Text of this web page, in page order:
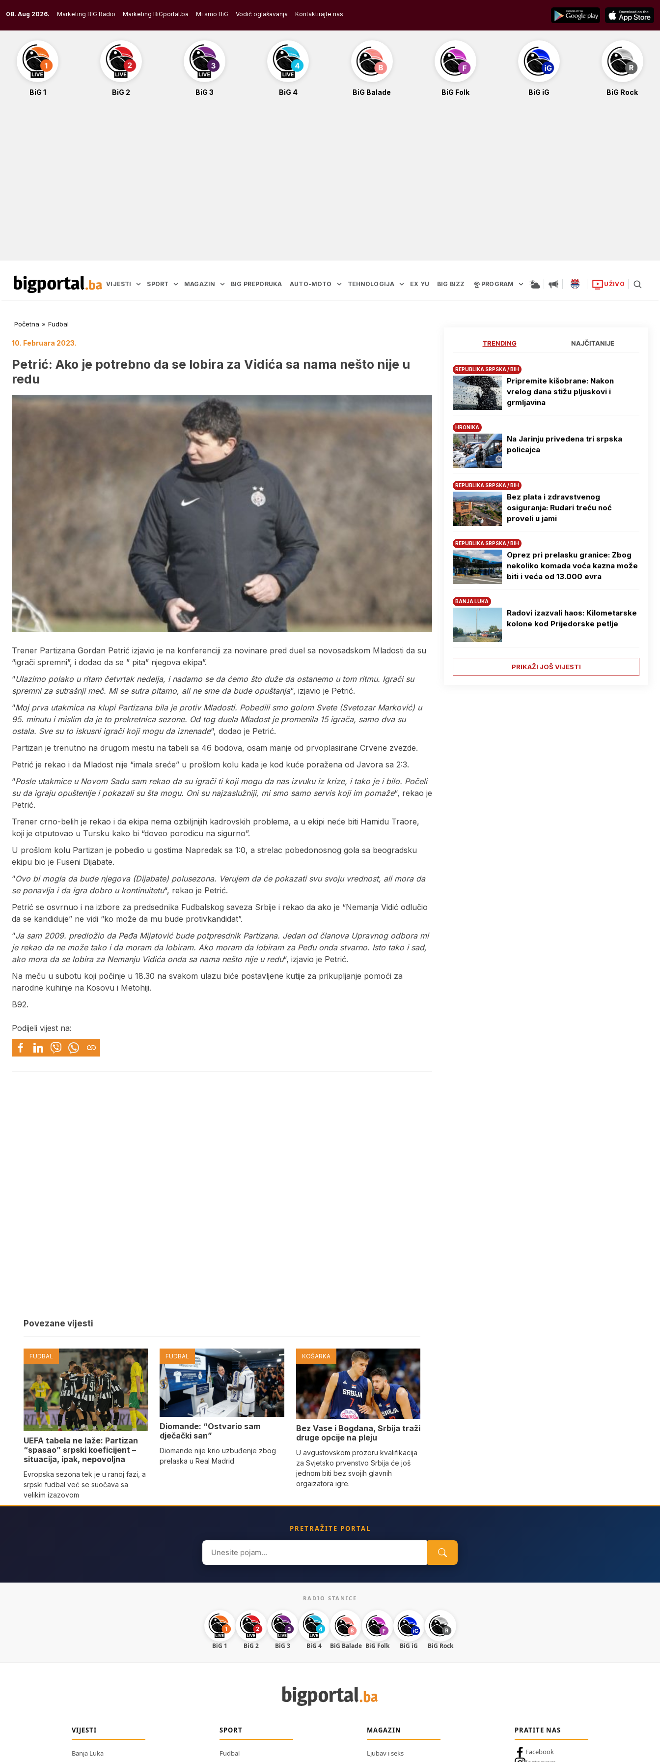
to
content
08. Aug 2026. Marketing BIG Radio Marketing BiGportal.ba Mi smo BiG Vodič oglašavanja Kontaktirajte nas
BiG 1 BiG 2 BiG 3 BiG 4 BiG Balade BiG Folk BiG iG BiG Rock
VIJESTI SPORT MAGAZIN BIG PREPORUKA AUTO-MOTO TEHNOLOGIJA EX YU BIG BIZZ PROGRAM UŽIVO
Početna » Fudbal
10. Februara 2023.
Petrić: Ako je potrebno da se lobira za Vidića sa nama nešto nije u
redu
Trener Partizana Gordan Petrić izjavio je na konferenciji za novinare pred duel sa novosadskom Mladosti da su
“igrači spremni”, i dodao da se ” pita” njegova ekipa”.
“Ulazimo polako u ritam četvrtak nedelja, i nadamo se da ćemo što duže da ostanemo u tom ritmu. Igrači su
spremni za sutrašnji meč. Mi se sutra pitamo, ali ne sme da bude opuštanja“, izjavio je Petrić.
“Moj prva utakmica na klupi Partizana bila je protiv Mladosti. Pobedili smo golom Svete (Svetozar Marković) u
95. minutu i mislim da je to prekretnica sezone. Od tog duela Mladost je promenila 15 igrača, samo dva su
ostala. Sve su to iskusni igrači koji mogu da iznenade“, dodao je Petrić.
Partizan je trenutno na drugom mestu na tabeli sa 46 bodova, osam manje od prvoplasirane Crvene zvezde.
Petrić je rekao i da Mladost nije “imala sreće” u prošlom kolu kada je kod kuće poražena od Javora sa 2:3.
“Posle utakmice u Novom Sadu sam rekao da su igrači ti koji mogu da nas izvuku iz krize, i tako je i bilo. Počeli
su da igraju opuštenije i pokazali su šta mogu. Oni su najzaslužniji, mi smo samo servis koji im pomaže“, rekao je
Petrić.
Trener crno-belih je rekao i da ekipa nema ozbiljnijih kadrovskih problema, a u ekipi neće biti Hamidu Traore,
koji je otputovao u Tursku kako bi “doveo porodicu na sigurno”.
U prošlom kolu Partizan je pobedio u gostima Napredak sa 1:0, a strelac pobedonosnog gola sa beogradsku
ekipu bio je Fuseni Dijabate.
“Ovo bi mogla da bude njegova (Dijabate) polusezona. Verujem da će pokazati svu svoju vrednost, ali mora da
se ponavlja i da igra dobro u kontinuitetu“, rekao je Petrić.
Petrić se osvrnuo i na izbore za predsednika Fudbalskog saveza Srbije i rekao da ako je “Nemanja Vidić odlučio
da se kandiduje” ne vidi “ko može da mu bude protivkandidat”.
“Ja sam 2009. predložio da Peđa Mijatović bude potpresdnik Partizana. Jedan od članova Upravnog odbora mi
je rekao da ne može tako i da moram da lobiram. Ako moram da lobiram za Peđu onda stvarno. Isto tako i sad,
ako mora da se lobira za Nemanju Vidića onda sa nama nešto nije u redu“, izjavio je Petrić.
Na meču u subotu koji počinje u 18.30 na svakom ulazu biće postavljene kutije za prikupljanje pomoći za
narodne kuhinje na Kosovu i Metohiji.
B92.
Podijeli vijest na:
Povezane vijesti
FUDBAL
UEFA tabela ne laže: Partizan
“spasao” srpski koeficijent –
situacija, ipak, nepovoljna
Evropska sezona tek je u ranoj fazi, a
srpski fudbal već se suočava sa
velikim izazovom
FUDBAL
Diomande: “Ostvario sam
dječački san”
Diomande nije krio uzbuđenje zbog
prelaska u Real Madrid
KOŠARKA
Bez Vase i Bogdana, Srbija traži
druge opcije na pleju
U avgustovskom prozoru kvalifikacija
za Svjetsko prvenstvo Srbija će još
jednom biti bez svojih glavnih
orgaizatora igre.
TRENDING NAJČITANIJE
REPUBLIKA SRPSKA / BIH
Pripremite kišobrane: Nakon
vrelog dana stižu pljuskovi i
grmljavina
HRONIKA
Na Јarinju privedena tri srpska
policajca
REPUBLIKA SRPSKA / BIH
Bez plata i zdravstvenog
osiguranja: Rudari treću noć
proveli u jami
REPUBLIKA SRPSKA / BIH
Oprez pri prelasku granice: Zbog
nekoliko komada voća kazna može
biti i veća od 13.000 evra
BANJA LUKA
Radovi izazvali haos: Kilometarske
kolone kod Prijedorske petlje
PRIKAŽI JOŠ VIJESTI
PRETRAŽITE PORTAL
Search
for:
RADIO STANICE
BiG 1 BiG 2 BiG 3 BiG 4 BiG Balade BiG Folk BiG iG BiG Rock
VIJESTI
Banja Luka
SPORT
Fudbal
MAGAZIN
Ljubav i seks
PRATITE NAS
Facebook